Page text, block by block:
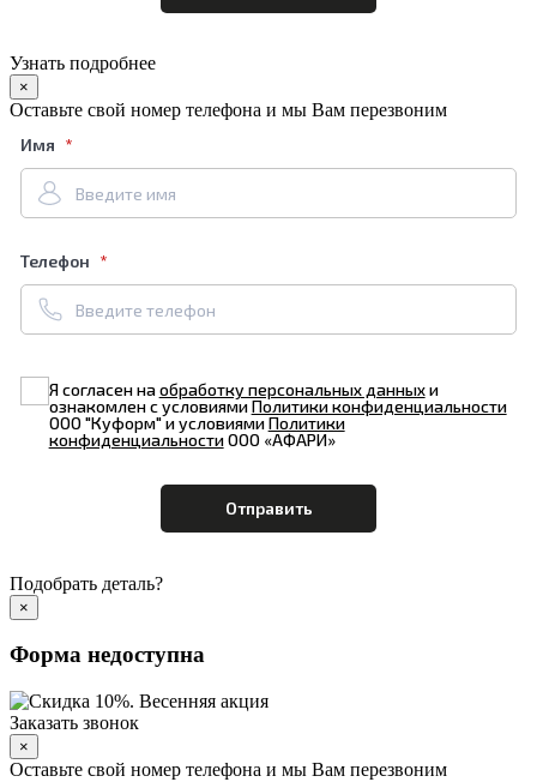
Узнать подробнее
×
Оставьте свой номер телефона и мы Вам перезвоним
Имя
Телефон
Я согласен наобработку персональных данныхи
ознакомлен с условиямиПолитики конфиденциальности
ООО "Куформ" и условиямиПолитики
конфиденциальностиООО «АФАРИ»
Подобрать деталь?
×
Форма недоступна
Заказать звонок
×
Оставьте свой номер телефона и мы Вам перезвоним